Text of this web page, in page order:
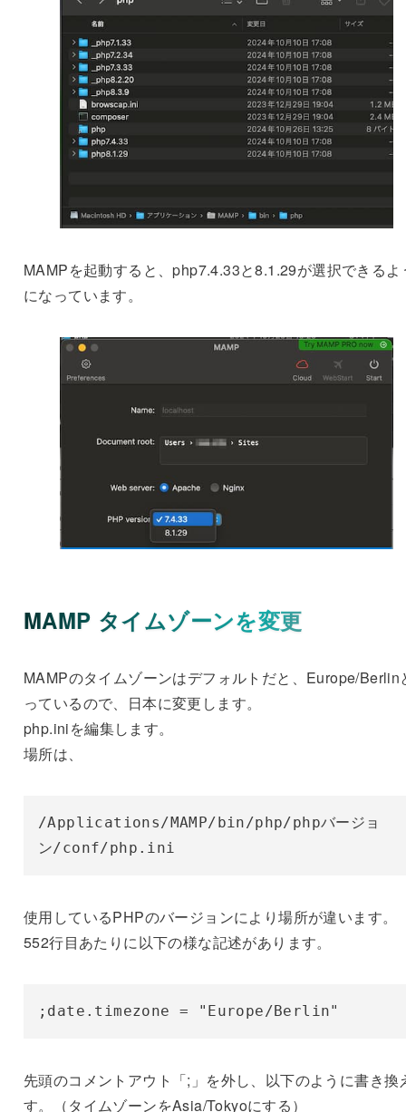
MAMPを起動すると、php7.4.33と8.1.29が選択できるよ
になっています。
MAMP タイムゾーンを変更
MAMPのタイムゾーンはデフォルトだと、Europe/Berlin
っているので、日本に変更します。
php.iniを編集します。
場所は、
/Applications/MAMP/bin/php/phpバージョ
ン/conf/php.ini
使用しているPHPのバージョンにより場所が違います。
552行目あたりに以下の様な記述があります。
;date.timezone = "Europe/Berlin"
先頭のコメントアウト「;」を外し、以下のように書き換
す。（タイムゾーンをAsia/Tokyoにする）